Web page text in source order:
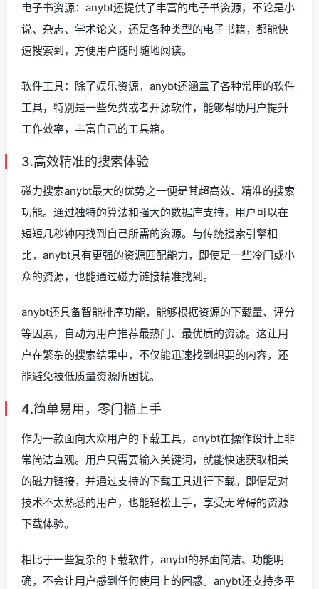
电子书资源：anybt还提供了丰富的电子书资源，不论是小
说、杂志、学术论文，还是各种类型的电子书籍，都能快
速搜索到，方便用户随时随地阅读。
软件工具：除了娱乐资源，anybt还涵盖了各种常用的软件
工具，特别是一些免费或者开源软件，能够帮助用户提升
工作效率，丰富自己的工具箱。
3.高效精准的搜索体验
磁力搜索anybt最大的优势之一便是其超高效、精准的搜索
功能。通过独特的算法和强大的数据库支持，用户可以在
短短几秒钟内找到自己所需的资源。与传统搜索引擎相
比，anybt具有更强的资源匹配能力，即使是一些冷门或小
众的资源，也能通过磁力链接精准找到。
anybt还具备智能排序功能，能够根据资源的下载量、评分
等因素，自动为用户推荐最热门、最优质的资源。这让用
户在繁杂的搜索结果中，不仅能迅速找到想要的内容，还
能避免被低质量资源所困扰。
4.简单易用，零门槛上手
作为一款面向大众用户的下载工具，anybt在操作设计上非
常简洁直观。用户只需要输入关键词，就能快速获取相关
的磁力链接，并通过支持的下载工具进行下载。即便是对
技术不太熟悉的用户，也能轻松上手，享受无障碍的资源
下载体验。
相比于一些复杂的下载软件，anybt的界面简洁、功能明
确，不会让用户感到任何使用上的困惑。anybt还支持多平